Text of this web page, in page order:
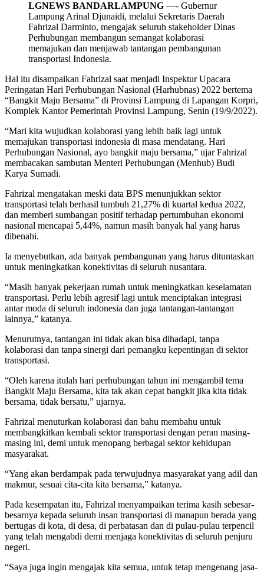
LGNEWS BANDARLAMPUNG —- Gubernur
Lampung Arinal Djunaidi, melalui Sekretaris Daerah
Fahrizal Darminto, mengajak seluruh stakeholder Dinas
Perhubungan membangun semangat kolaborasi
memajukan dan menjawab tantangan pembangunan
transportasi Indonesia.
Hal itu disampaikan Fahrizal saat menjadi Inspektur Upacara
Peringatan Hari Perhubungan Nasional (Harhubnas) 2022 bertema
“Bangkit Maju Bersama” di Provinsi Lampung di Lapangan Korpri,
Komplek Kantor Pemerintah Provinsi Lampung, Senin (19/9/2022).
“Mari kita wujudkan kolaborasi yang lebih baik lagi untuk
memajukan transportasi indonesia di masa mendatang. Hari
Perhubungan Nasional, ayo bangkit maju bersama,” ujar Fahrizal
membacakan sambutan Menteri Perhubungan (Menhub) Budi
Karya Sumadi.
Fahrizal mengatakan meski data BPS menunjukkan sektor
transportasi telah berhasil tumbuh 21,27% di kuartal kedua 2022,
dan memberi sumbangan positif terhadap pertumbuhan ekonomi
nasional mencapai 5,44%, namun masih banyak hal yang harus
dibenahi.
Ia menyebutkan, ada banyak pembangunan yang harus dituntaskan
untuk meningkatkan konektivitas di seluruh nusantara.
“Masih banyak pekerjaan rumah untuk meningkatkan keselamatan
transportasi. Perlu lebih agresif lagi untuk menciptakan integrasi
antar moda di seluruh indonesia dan juga tantangan-tantangan
lainnya,” katanya.
Menurutnya, tantangan ini tidak akan bisa dihadapi, tanpa
kolaborasi dan tanpa sinergi dari pemangku kepentingan di sektor
transportasi.
“Oleh karena itulah hari perhubungan tahun ini mengambil tema
Bangkit Maju Bersama, kita tak akan cepat bangkit jika kita tidak
bersama, tidak bersatu,” ujarnya.
Fahrizal menuturkan kolaborasi dan bahu membahu untuk
membangkitkan kembali sektor transportasi dengan peran masing-
masing ini, demi untuk menopang berbagai sektor kehidupan
masyarakat.
“Yang akan berdampak pada terwujudnya masyarakat yang adil dan
makmur, sesuai cita-cita kita bersama,” katanya.
Pada kesempatan itu, Fahrizal menyampaikan terima kasih sebesar-
besarnya kepada seluruh insan transportasi di manapun berada yang
bertugas di kota, di desa, di perbatasan dan di pulau-pulau terpencil
yang telah mengabdi demi menjaga konektivitas di seluruh penjuru
negeri.
“Saya juga ingin mengajak kita semua, untuk tetap mengenang jasa-